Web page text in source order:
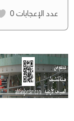
عدد الإعجابات